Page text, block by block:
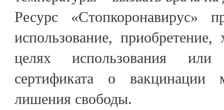
Ресурс «Стопкоронавирус»
использование,
целях использования или
сертификата о вакцинации
лишения свободы.